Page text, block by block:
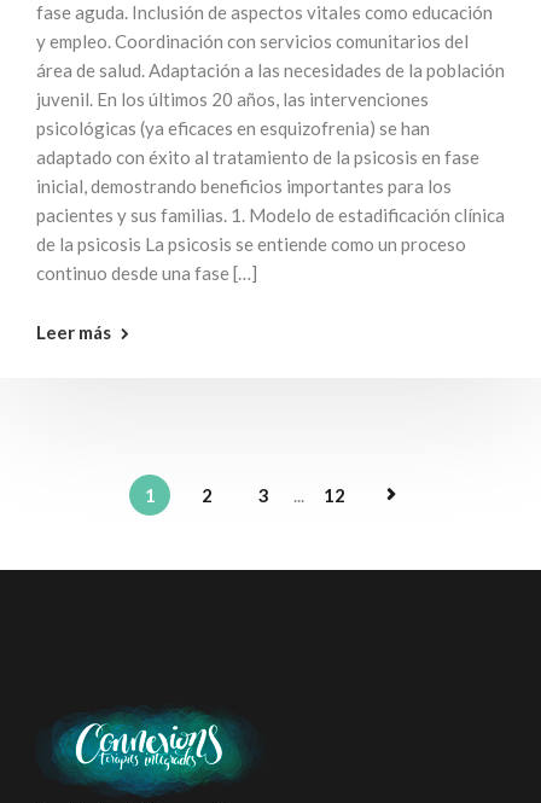
fase aguda. Inclusión de aspectos vitales como educación
y empleo. Coordinación con servicios comunitarios del
área de salud. Adaptación a las necesidades de la población
juvenil. En los últimos 20 años, las intervenciones
psicológicas (ya eficaces en esquizofrenia) se han
adaptado con éxito al tratamiento de la psicosis en fase
inicial, demostrando beneficios importantes para los
pacientes y sus familias. 1. Modelo de estadificación clínica
de la psicosis La psicosis se entiende como un proceso
continuo desde una fase […]
Leer más
1 2 3 ... 12